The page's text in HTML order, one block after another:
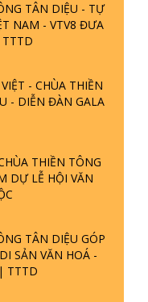
TÂN DIỆU - TỰ
NAM - VTV8 ĐƯA
- CHÙA THIỀN
- DIỄN ĐÀN GALA
THIỀN TÔNG
DỰ LỄ HỘI VĂN
TÂN DIỆU GÓP
SẢN VĂN HOÁ -
TTTD